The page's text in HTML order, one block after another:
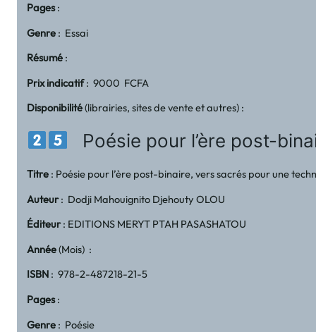
Pages:
Genre : Essai
Résumé :
Prix indicatif: 9000 FCFA
Disponibilité(librairies, sites de vente et autres) :
Poésie pour l’ère post-
Titre : Poésie pour l’ère post-binaire, vers sacrés pour une
Auteur: Dodji Mahouignito Djehouty OLOU
Éditeur: EDITIONS MERYT PTAH PASASHATOU
Année(Mois) :
ISBN : 978-2-487218-21-5
Pages:
Genre : Poésie